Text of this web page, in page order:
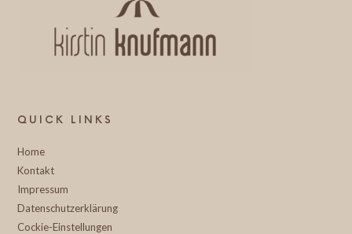
QUICK LINKS
Home
Kontakt
Impressum
Datenschutzerklärung
Cockie-Einstellungen